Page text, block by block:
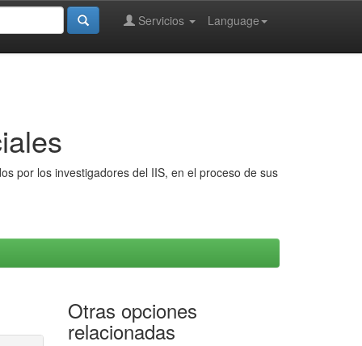
Language
Servicios
por los investigadores del IIS, en el proceso de sus
Otras opciones
relacionadas